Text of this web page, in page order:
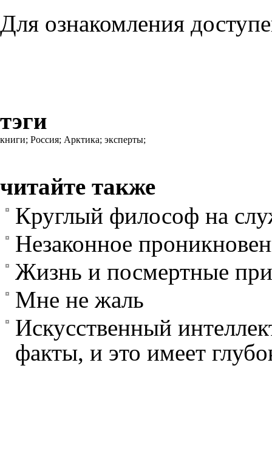
Для ознакомления
тэги
книги; Россия; Арктика; эксперты;
читайте также
Круглый философ на
Незаконное
Жизнь и посмертные
Мне не жаль
Искусственный
факты, и это имеет